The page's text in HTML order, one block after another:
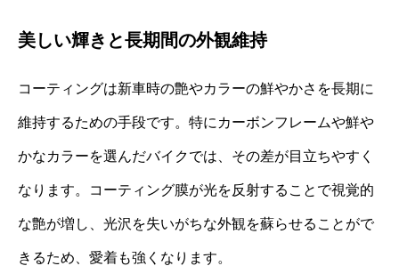
美しい輝きと長期間の外観維持
コーティングは新車時の艶やカラーの鮮やかさを長期に
維持するための手段です。特にカーボンフレームや鮮や
かなカラーを選んだバイクでは、その差が目立ちやすく
なります。コーティング膜が光を反射することで視覚的
な艶が増し、光沢を失いがちな外観を蘇らせることがで
きるため、愛着も強くなります。